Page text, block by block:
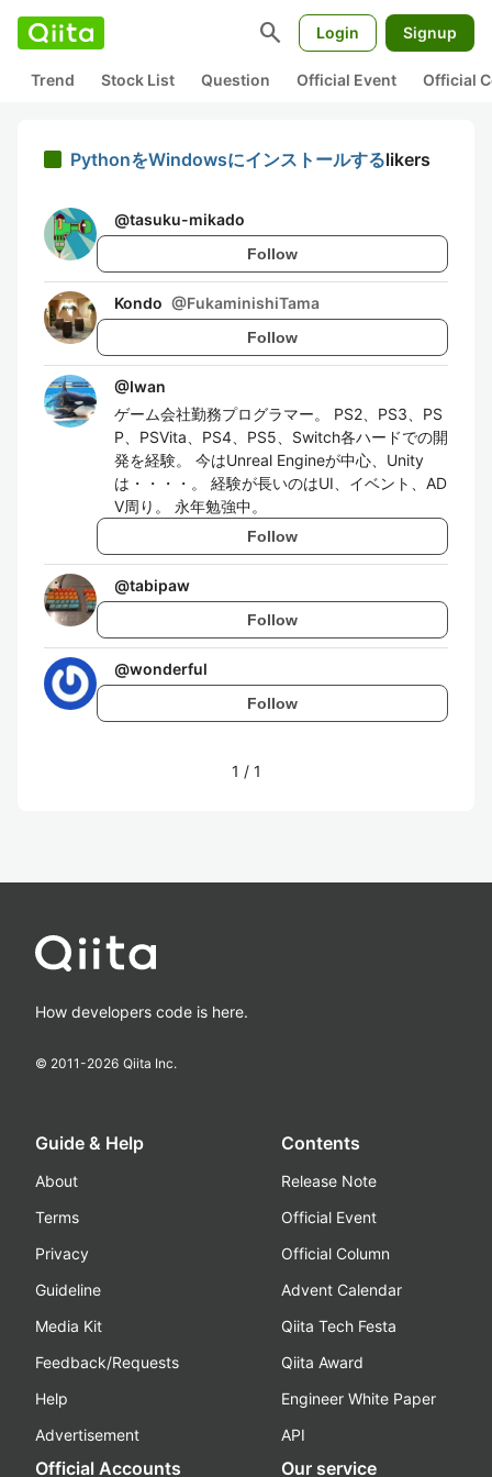
search Login Signup
Trend Stock List Question Official Event Official
PythonをWindowsにインストールするlikers
@tasuku-mikado
Follow
Kondo @FukaminishiTama
Follow
@Iwan
ゲーム会社勤務プログラマー。 PS2、PS3、PS
P、PSVita、PS4、PS5、Switch各ハードでの開
発を経験。 今はUnreal Engineが中心、Unity
は・・・・。 経験が長いのはUI、イベント、AD
V周り。 永年勉強中。
Follow
@tabipaw
Follow
@wonderful
Follow
1 / 1
How developers code is here.
© 2011-2026 Qiita Inc.
Guide & Help
About
Terms
Privacy
Guideline
Media Kit
Feedback/Requests
Help
Advertisement
Contents
Release Note
Official Event
Official Column
Advent Calendar
Qiita Tech Festa
Qiita Award
Engineer White Paper
API
Official Accounts Our service